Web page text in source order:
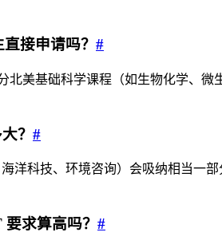
接申请吗？ #
美基础科学课程（如生物化学、
？ #
洋科技、环境咨询）会吸纳相当一
求算高吗？ #